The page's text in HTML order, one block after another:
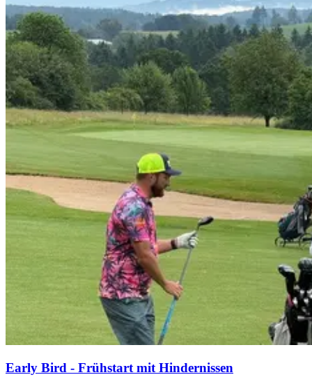
Early Bird - Frühstart mit Hindernissen